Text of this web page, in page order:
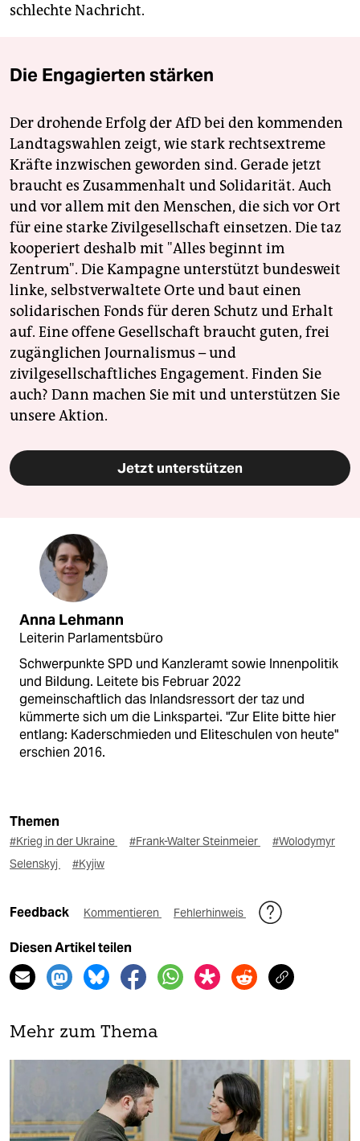
schlechte Nachricht.
Die Engagierten stärken
Der drohende Erfolg der AfD bei den kommenden
Landtagswahlen zeigt, wie stark rechtsextreme
Kräfte inzwischen geworden sind. Gerade jetzt
braucht es Zusammenhalt und Solidarität. Auch
und vor allem mit den Menschen, die sich vor Ort
für eine starke Zivilgesellschaft einsetzen. Die taz
kooperiert deshalb mit "Alles beginnt im
Zentrum". Die Kampagne unterstützt bundesweit
linke, selbstverwaltete Orte und baut einen
solidarischen Fonds für deren Schutz und Erhalt
auf. Eine offene Gesellschaft braucht guten, frei
zugänglichen Journalismus – und
zivilgesellschaftliches Engagement. Finden Sie
auch? Dann machen Sie mit und unterstützen Sie
unsere Aktion.
Jetzt unterstützen
Anna Lehmann
Leiterin Parlamentsbüro
Schwerpunkte SPD und Kanzleramt sowie Innenpolitik
und Bildung. Leitete bis Februar 2022
gemeinschaftlich das Inlandsressort der taz und
kümmerte sich um die Linkspartei. "Zur Elite bitte hier
entlang: Kaderschmieden und Eliteschulen von heute"
erschien 2016.
Themen
#Krieg in der Ukraine #Frank-Walter Steinmeier
#Wolodymyr
Selenskyj
#Kyjiw
Feedback Kommentieren Fehlerhinweis
Diesen Artikel teilen
Mehr zum Thema